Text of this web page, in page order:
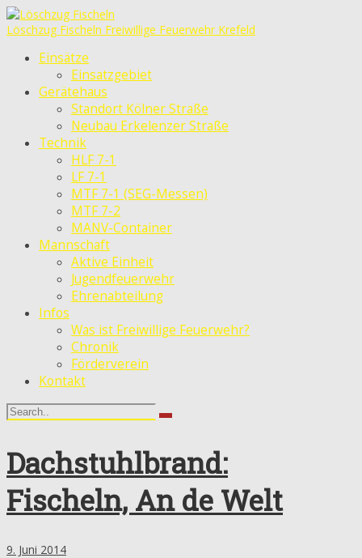
Löschzug Fischeln Freiwillige Feuerwehr Krefeld
Einsätze
Einsatzgebiet
Gerätehaus
Standort Kölner Straße
Neubau Erkelenzer Straße
Technik
HLF 7-1
LF 7-1
MTF 7-1 (SEG-Messen)
MTF 7-2
MANV-Container
Mannschaft
Aktive Einheit
Jugendfeuerwehr
Ehrenabteilung
Infos
Was ist Freiwillige Feuerwehr?
Chronik
Förderverein
Kontakt
Dachstuhlbrand:
Fischeln, An de Welt
9. Juni 2014